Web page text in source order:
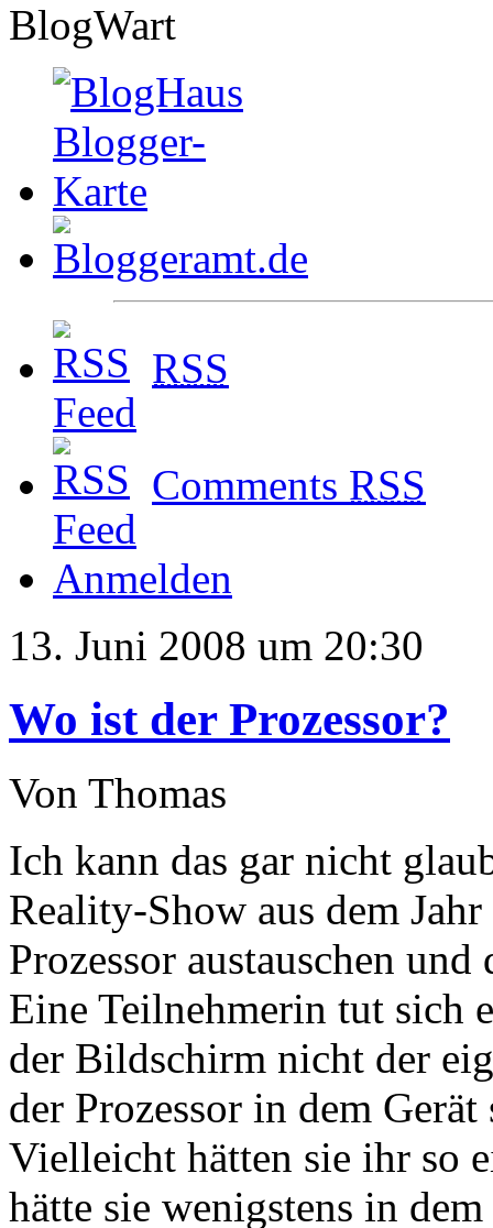
BlogWart
RSS
Comments RSS
Anmelden
13. Juni 2008 um 20:30
Wo ist der Prozessor?
Von Thomas
Ich kann das gar nicht
Reality-Show aus dem
Prozessor austauschen
Eine Teilnehmerin tut sich
der Bildschirm nicht der
der Prozessor in dem
Vielleicht hätten sie ihr so
hätte sie wenigstens in